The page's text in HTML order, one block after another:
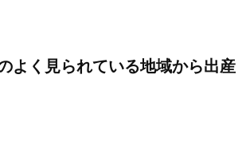
よく見られている地域から出